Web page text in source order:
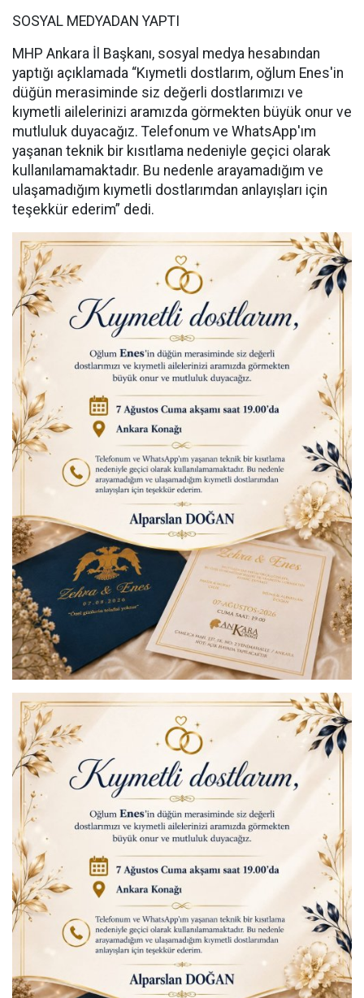
SOSYAL MEDYADAN YAPTI
MHP Ankara İl Başkanı, sosyal medya hesabından
yaptığı açıklamada “Kıymetli dostlarım, oğlum Enes'in
düğün merasiminde siz değerli dostlarımızı ve
kıymetli ailelerinizi aramızda görmekten büyük onur ve
mutluluk duyacağız. Telefonum ve WhatsApp'ım
yaşanan teknik bir kısıtlama nedeniyle geçici olarak
kullanılamamaktadır. Bu nedenle arayamadığım ve
ulaşamadığım kıymetli dostlarımdan anlayışları için
teşekkür ederim” dedi.